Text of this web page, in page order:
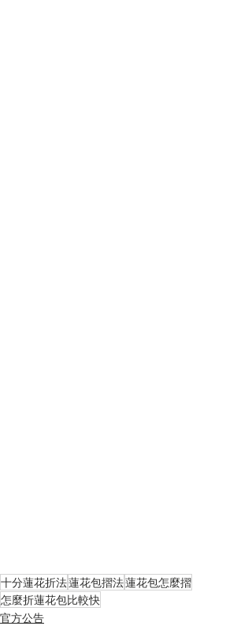
十分蓮花折法蓮花包摺法蓮花包怎麼摺
怎麼折蓮花包比較快
官方公告